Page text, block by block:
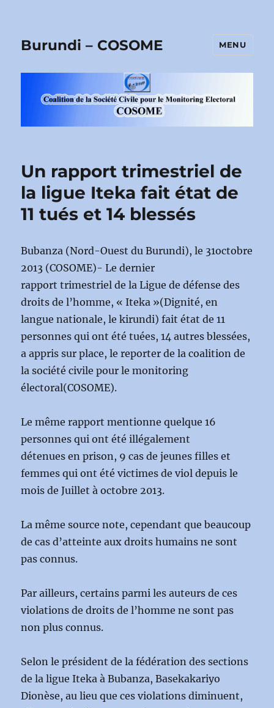
Burundi – COSOME MENU
Un rapport trimestriel de
la ligue Iteka fait état de
11 tués et 14 blessés
Bubanza (Nord-Ouest du Burundi), le 31octobre
2013 (COSOME)- Le dernier
rapport trimestriel de la Ligue de défense des
droits de l’homme, « Iteka »(Dignité, en
langue nationale, le kirundi) fait état de 11
personnes qui ont été tuées, 14 autres blessées,
a appris sur place, le reporter de la coalition de
la société civile pour le monitoring
électoral(COSOME).
Le même rapport mentionne quelque 16
personnes qui ont été illégalement
détenues en prison, 9 cas de jeunes filles et
femmes qui ont été victimes de viol depuis le
mois de Juillet à octobre 2013.
La même source note, cependant que beaucoup
de cas d’atteinte aux droits humains ne sont
pas connus.
Par ailleurs, certains parmi les auteurs de ces
violations de droits de l’homme ne sont pas
non plus connus.
Selon le président de la fédération des sections
de la ligue Iteka à Bubanza, Basekakariyo
Dionèse, au lieu que ces violations diminuent,